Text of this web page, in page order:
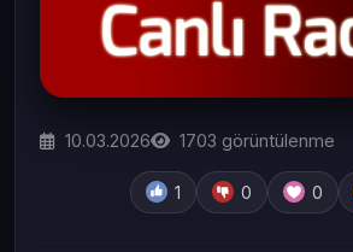
10.03.2026 1703 görüntülenme
1 0 0